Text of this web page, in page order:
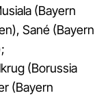
(Bayern
Sané (Bayern
(Borussia
(Bayern